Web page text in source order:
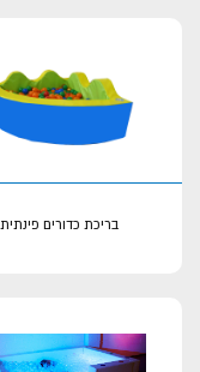
בריכת כדורים פינתית